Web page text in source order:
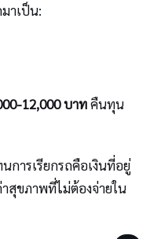
าเป็น:
12,000 บาทคืนทุน
ารเรียกรถคือเงินที่อยู่
าสุขภาพที่ไม่ต้องจ่ายใน